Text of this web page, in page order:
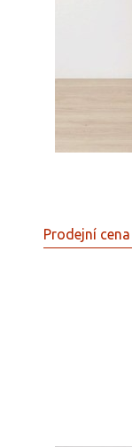
Prodejní cena